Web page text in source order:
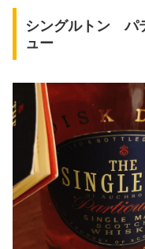
シングルトン パ
ュー